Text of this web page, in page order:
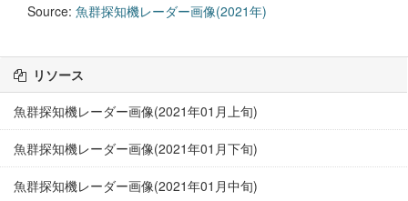
Source: 魚群探知機レーダー画像(2021年)
リソース
魚群探知機レーダー画像(2021年01月上旬)
魚群探知機レーダー画像(2021年01月下旬)
魚群探知機レーダー画像(2021年01月中旬)